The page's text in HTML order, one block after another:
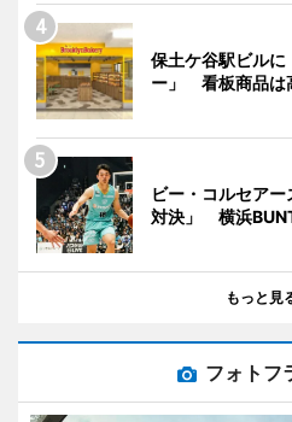
保土ケ谷駅ビルに
ー」 看板商品は
ビー・コルセア
対決」 横浜
もっと見
フォトフ